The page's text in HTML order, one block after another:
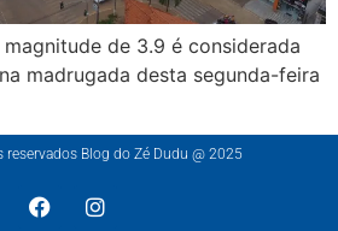
de 3.9 é considerada
madrugada desta segunda-feira
reservados Blog do Zé Dudu @ 2025